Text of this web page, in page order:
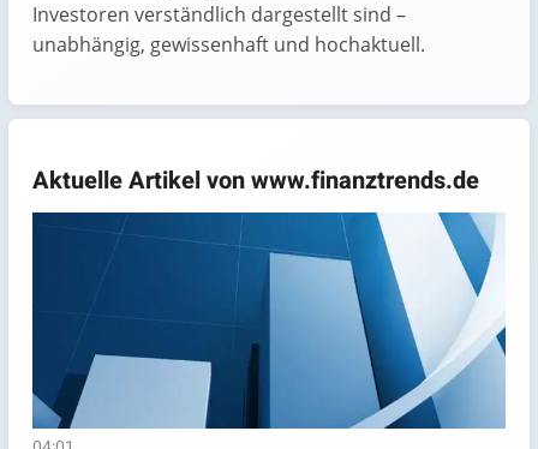
Investoren verständlich dargestellt sind –
unabhängig, gewissenhaft und hochaktuell.
Aktuelle Artikel von www.finanztrends.de